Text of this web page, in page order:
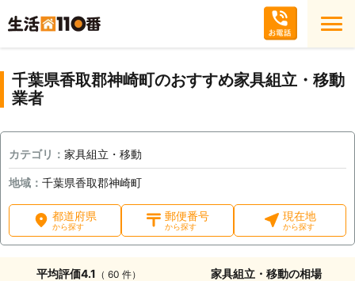
千葉県香取郡神崎町のおすすめ家具組立・移動
業者
カテゴリ： 家具組立・移動
地域： 千葉県香取郡神崎町
都道府県
から探す
郵便番号
から探す
現在地
から探す
平均評価4.1 （ 60 件） 家具組立・移動の相場